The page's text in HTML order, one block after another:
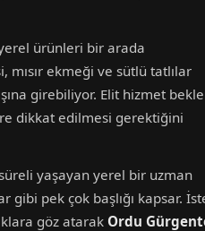
ürünleri bir arada
ekmeği ve sütlü tatlılar
girebiliyor. Elit hizmet
dikkat edilmesi gerektiğini
yaşayan yerel bir uzman
gibi pek çok başlığı kapsar.
göz atarak Ordu